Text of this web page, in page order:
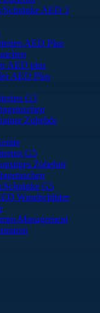
Schränke AED 3
AED Plus
AED plus
AED Plus
G3
Zubehör
G5
Zubehör
Schränke G5
Wandschilder
Management